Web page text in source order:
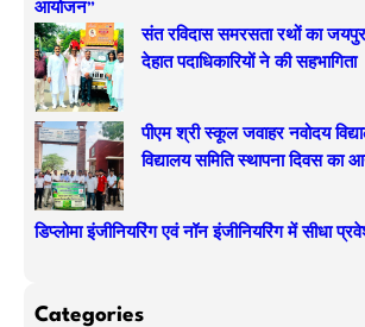
आयोजन”
संत रविदास समरसता रथों का
देहात पदाधिकारियों ने की सहभागिता
पीएम श्री स्कूल जवाहर नवोदय
विद्यालय समिति स्थापना दिवस का
डिप्लोमा इंजीनियरिंग एवं नॉन इंजीनियरिंग में सीधा
Categories